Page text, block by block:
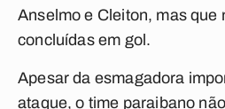
Anselmo e Cleiton, mas que
concluídas em gol.
Apesar da esmagadora
ataque, o time paraibano